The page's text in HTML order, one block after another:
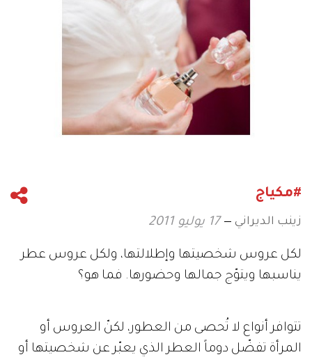
#مكياج
زينب الديراني 17 يوليو 2011
لكل عروس شخصيتها وإطلالتها، ولكل عروس عطر
يناسبها ويتوّج جمالها وحضورها. فما هو؟
تتوافر أنواع لا تُحصى من العطور، لكنّ العروس أو
المرأة تفضّل دوماً العطر الذي يعبّر عن شخصيتها أو